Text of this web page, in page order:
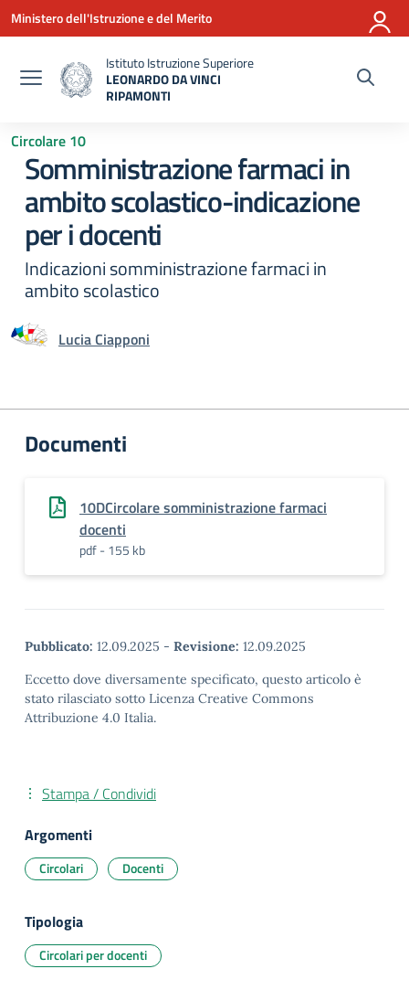
Vai ai contenuti
Vai al menu di navigazione
Vai al footer
Ministero dell'Istruzione e del Merito
Istituto Istruzione Superiore
LEONARDO DA VINCI
RIPAMONTI
Circolare 10
Somministrazione farmaci in
ambito scolastico-indicazione
per i docenti
Indicazioni somministrazione farmaci in
ambito scolastico
Lucia Ciapponi
Documenti
10DCircolare somministrazione farmaci
docenti
pdf - 155 kb
Pubblicato: 12.09.2025 - Revisione: 12.09.2025
Eccetto dove diversamente specificato, questo articolo è
stato rilasciato sotto Licenza Creative Commons
Attribuzione 4.0 Italia.
Stampa / Condividi
Argomenti
Circolari Docenti
Tipologia
Circolari per docenti